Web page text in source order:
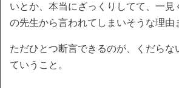
いとか、本当にざっくりしてて、一見
の先生から言われてしまいそうな理由
ただひとつ断言できるのが、くだらな
ていうこと。